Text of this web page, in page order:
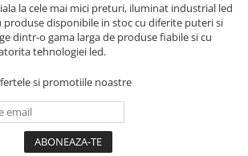
la cele mai mici preturi, iluminat industrial led
produse disponibile in stoc cu diferite puteri si
dintr-o gama larga de produse fiabile si cu
tehnologiei led.
si promotiile noastre